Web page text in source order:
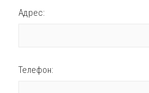
Адрес:
Телефон: